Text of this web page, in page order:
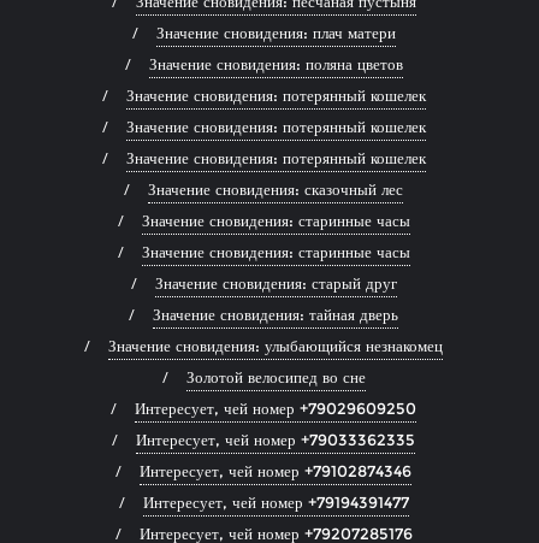
Значение сновидения: плач матери
Значение сновидения: поляна цветов
Значение сновидения: потерянный кошелек
Значение сновидения: потерянный кошелек
Значение сновидения: потерянный кошелек
Значение сновидения: сказочный лес
Значение сновидения: старинные часы
Значение сновидения: старинные часы
Значение сновидения: старый друг
Значение сновидения: тайная дверь
Значение сновидения: улыбающийся незнакомец
Золотой велосипед во сне
Интересует, чей номер +79029609250
Интересует, чей номер +79033362335
Интересует, чей номер +79102874346
Интересует, чей номер +79194391477
Интересует, чей номер +79207285176